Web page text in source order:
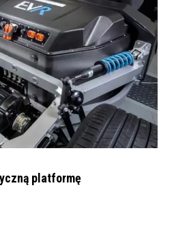
platformę